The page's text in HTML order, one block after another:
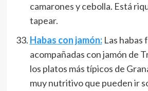
camarones y cebolla. Está
tapear.
Habas con jamón:Las habas
acompañadas con jamón de
los platos más típicos de
muy nutritivo que pueden ir